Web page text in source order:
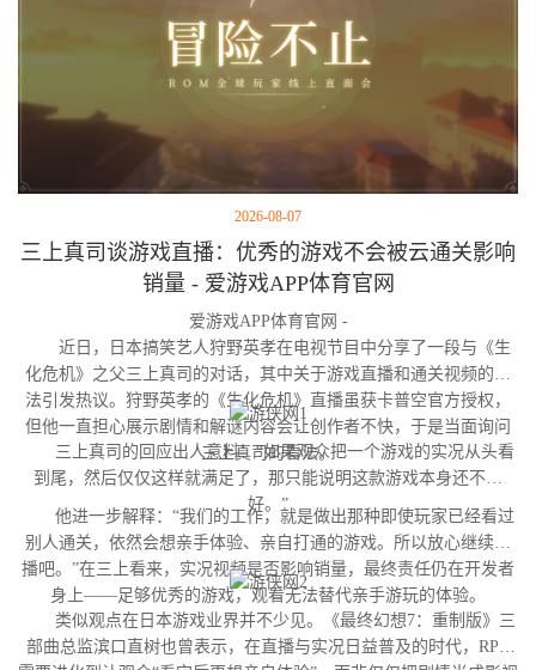
2026-08-07
三上真司谈游戏直播：优秀的游戏不会被云通关影响
销量 - 爱游戏APP体育官网
爱游戏APP体育官网 -
近日，日本搞笑艺人狩野英孝在电视节目中分享了一段与《生
化危机》之父三上真司的对话，其中关于游戏直播和通关视频的看
法引发热议。狩野英孝的《生化危机》直播虽获卡普空官方授权，
但他一直担心展示剧情和解谜内容会让创作者不快，于是当面询问
三上真司的看法。
三上真司的回应出人意料：“如果观众把一个游戏的实况从头看
到尾，然后仅仅这样就满足了，那只能说明这款游戏本身还不够
好。”
他进一步解释：“我们的工作，就是做出那种即使玩家已经看过
别人通关，依然会想亲手体验、亲自打通的游戏。所以放心继续直
播吧。”在三上看来，实况视频是否影响销量，最终责任仍在开发者
身上——足够优秀的游戏，观看无法替代亲手游玩的体验。
类似观点在日本游戏业界并不少见。《最终幻想7：重制版》三
部曲总监滨口直树也曾表示，在直播与实况日益普及的时代，RPG